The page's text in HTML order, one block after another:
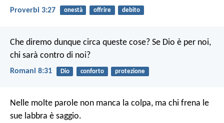
Proverbi 3:27 onestà offrire debito
Che diremo dunque circa queste cose? Se Dio è per noi,
chi sarà contro di noi?
Romani 8:31 Dio conforto protezione
Nelle molte parole non manca la colpa, ma chi frena le
sue labbra è saggio.